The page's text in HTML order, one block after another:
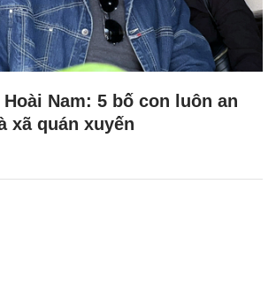
Nam: 5 bố con luôn an
xã quán xuyến